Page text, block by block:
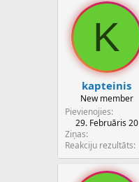
K
kapteinis
New member
Pievienojies
29. Februāris
Ziņas
Reakciju rezultāts